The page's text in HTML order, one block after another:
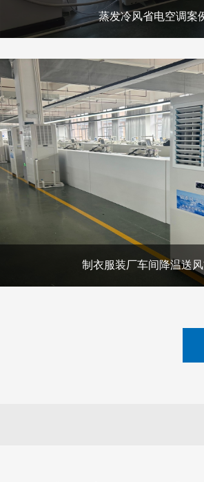
蒸发冷风省电空调案
制衣服装厂车间降温送